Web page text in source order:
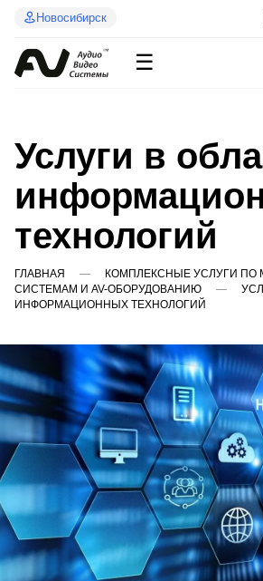
Новосибирск
☰
Услуги в
технологий
ГЛАВНАЯ
КОМПЛЕКСНЫЕ УСЛУГИ
СИСТЕМАМ И AV-ОБОРУДОВАНИЮ
ИНФОРМАЦИОННЫХ ТЕХНОЛОГИЙ